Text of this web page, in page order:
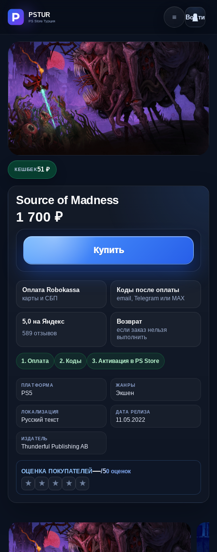
Войти
КЕШБЕК51 ₽
Source of Madness
1 700 ₽
Купить
Оплата Robokassa
карты и СБП
Коды после оплаты
email, Telegram или MAX
5,0 на Яндекс
589 отзывов
Возврат
если заказ нельзя
выполнить
1. Оплата 2. Коды 3. Активация в PS Store
ПЛАТФОРМА
PS5
ЖАНРЫ
Экшен
ЛОКАЛИЗАЦИЯ
Русский текст
ДАТА РЕЛИЗА
11.05.2022
ИЗДАТЕЛЬ
Thunderful Publishing AB
ОЦЕНКА ПОКУПАТЕЛЕЙ—/50 оценок
★ ★ ★ ★ ★